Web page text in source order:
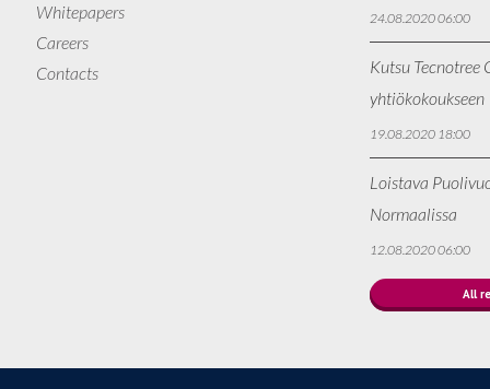
Whitepapers
Careers
Contacts
24.08.2020 06:00
Kutsu Tecnotree
yhtiökokoukseen
19.08.2020 18:00
Loistava
Normaalissa
12.08.2020 06:00
All